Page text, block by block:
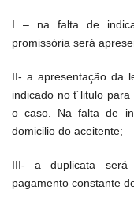
I – na falta de
promissória será
II- a apresentação da
indicado no t´litulo
o caso. Na falta de
domicilio do aceitente;
III- a duplicata
pagamento constante